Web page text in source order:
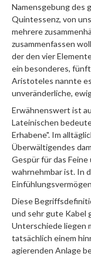
Namensgebung des
Quintessenz, von
mehrere
zusammenfassen
der den vier
ein besonderes,
Aristoteles nannte
unveränderliche,
Erwähnenswert ist
Lateinischen
Erhabene". Im
Überwältigendes
Gespür für das
wahrnehmbar ist. In
Diese
und sehr gute Kabel
Unterschiede liegen
tatsächlich einem
agierenden Anlage